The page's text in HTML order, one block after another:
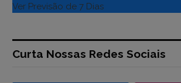
Ver Previsão de 7 Dias
Curta Nossas Redes Sociais